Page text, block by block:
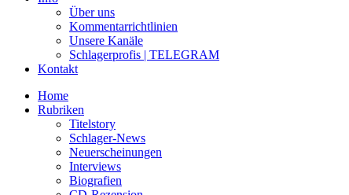
Über uns
Kommentarrichtlinien
Unsere Kanäle
Schlagerprofis | TELEGRAM
Kontakt
Home
Rubriken
Titelstory
Schlager-News
Neuerscheinungen
Interviews
Biografien